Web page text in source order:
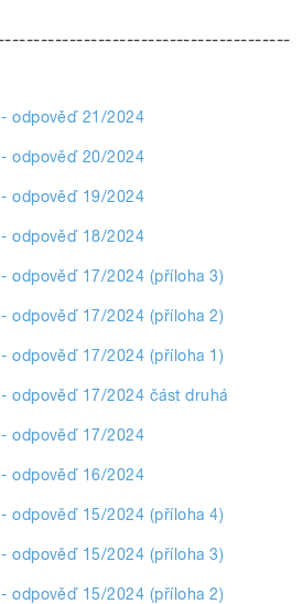
odpověď 21/2024
odpověď 20/2024
odpověď 19/2024
odpověď 18/2024
odpověď 17/2024 (příloha 3)
odpověď 17/2024 (příloha 2)
odpověď 17/2024 (příloha 1)
odpověď 17/2024 část druhá
odpověď 17/2024
odpověď 16/2024
odpověď 15/2024 (příloha 4)
odpověď 15/2024 (příloha 3)
odpověď 15/2024 (příloha 2)